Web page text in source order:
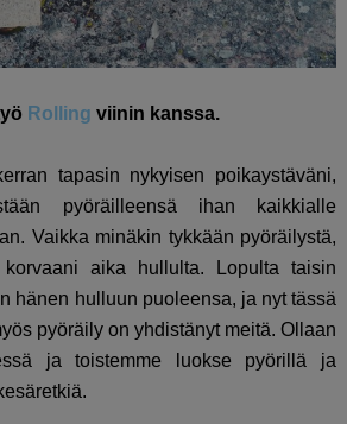
Rolling viinin kanssa.
tapasin nykyisen poikaystäväni,
pyöräilleensä ihan kaikkialle
Vaikka minäkin tykkään pyöräilystä,
aika hullulta. Lopulta taisin
hänen hulluun puoleensa, ja nyt tässä
pyöräily on yhdistänyt meitä. Ollaan
ja toistemme luokse pyörillä ja